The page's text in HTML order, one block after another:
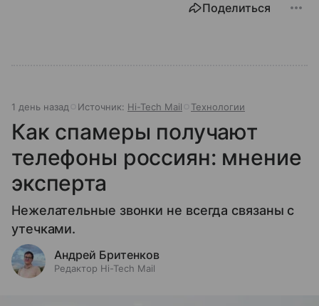
Поделиться
1 день назад Источник: Hi-Tech Mail Технологии
Как спамеры получают
телефоны россиян: мнение
эксперта
Нежелательные звонки не всегда связаны с
утечками.
Андрей Бритенков
Редактор Hi-Tech Mail